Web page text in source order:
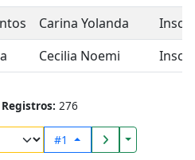
Carina Yolanda
Cecilia Noemi
276
#1 Toggle